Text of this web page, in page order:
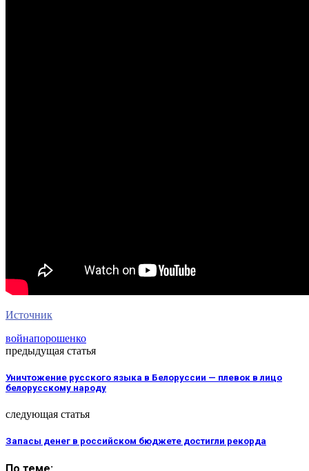
Источник
войнапорошенко
предыдущая статья
Уничтожение русского языка в Белоруссии — плевок в лицо
белорусскому народу
следующая статья
Запасы денег в российском бюджете достигли рекорда
По теме: